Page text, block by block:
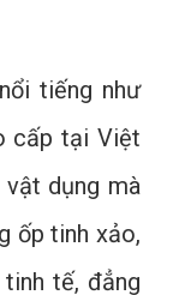
tiếng như
cấp tại Việt
dụng mà
ốp tinh xảo,
tế, đẳng